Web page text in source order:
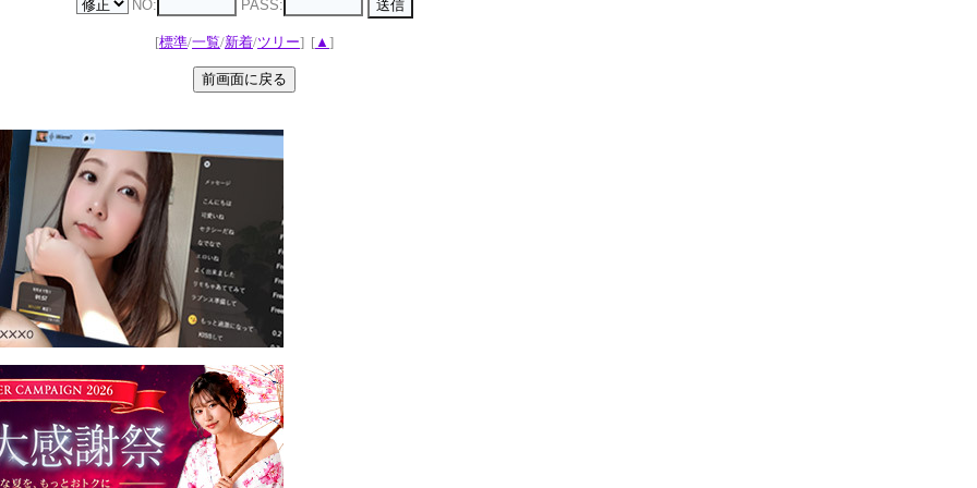
NO: PASS:
[標準/一覧/新着/ツリー] [ ▲ ]